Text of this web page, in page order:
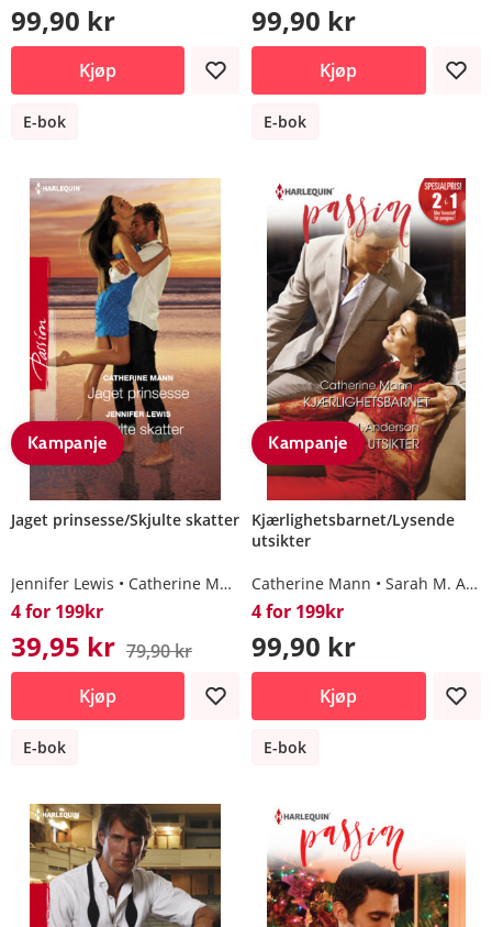
99,90 kr
Kjøp
E-bok
99,90 kr
Kjøp
E-bok
Kampanje
Jaget prinsesse/Skjulte skatter
Jennifer Lewis Catherine Mann
4 for 199kr
39,95 kr 79,90 kr
Kjøp
E-bok
Kampanje
Kjærlighetsbarnet/Lysende
utsikter
Catherine Mann Sarah M. Anderson
4 for 199kr
99,90 kr
Kjøp
E-bok